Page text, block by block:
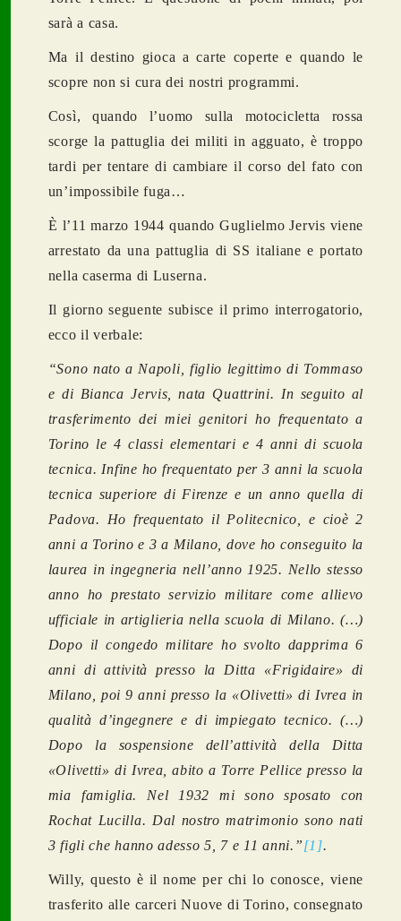
sarà a casa.
Ma il destino gioca a carte coperte e quando le
scopre non si cura dei nostri programmi.
Così, quando l’uomo sulla motocicletta rossa
scorge la pattuglia dei militi in agguato, è troppo
tardi per tentare di cambiare il corso del fato con
un’impossibile fuga…
È l’11 marzo 1944 quando Guglielmo Jervis viene
arrestato da una pattuglia di SS italiane e portato
nella caserma di Luserna.
Il giorno seguente subisce il primo interrogatorio,
ecco il verbale:
“Sono nato a Napoli, figlio legittimo di Tommaso
e di Bianca Jervis, nata Quattrini. In seguito al
trasferimento dei miei genitori ho frequentato a
Torino le 4 classi elementari e 4 anni di scuola
tecnica. Infine ho frequentato per 3 anni la scuola
tecnica superiore di Firenze e un anno quella di
Padova. Ho frequentato il Politecnico, e cioè 2
anni a Torino e 3 a Milano, dove ho conseguito la
laurea in ingegneria nell’anno 1925. Nello stesso
anno ho prestato servizio militare come allievo
ufficiale in artiglieria nella scuola di Milano. (…)
Dopo il congedo militare ho svolto dapprima 6
anni di attività presso la Ditta «Frigidaire» di
Milano, poi 9 anni presso la «Olivetti» di Ivrea in
qualità d’ingegnere e di impiegato tecnico. (…)
Dopo la sospensione dell’attività della Ditta
«Olivetti» di Ivrea, abito a Torre Pellice presso la
mia famiglia. Nel 1932 mi sono sposato con
Rochat Lucilla. Dal nostro matrimonio sono nati
3 figli che hanno adesso 5, 7 e 11 anni.”[1].
Willy, questo è il nome per chi lo conosce, viene
trasferito alle carceri Nuove di Torino, consegnato